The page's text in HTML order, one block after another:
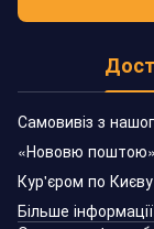
Самовивіз з
«Нововю
Кур'єром по
Більше